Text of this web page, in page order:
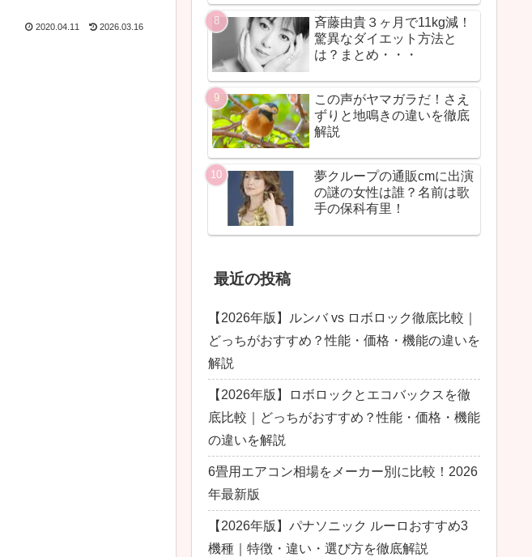
2020.04.11 2026.03.16
斉藤由貴３ヶ月で11kg減！
驚異なダイエット方法と
は？まとめ・・・
この声がヤマガラだ！さえ
ずりと地鳴きの違いを徹底
解説
夢クループの通販cmに出演
の謎の女性は誰？名前は歌
手の保科有里！
最近の投稿
【2026年版】ルンバ vs ロボロック徹底比較｜
どっちがおすすめ？性能・価格・機能の違いを
解説
【2026年版】ロボロックとエコバックスを徹
底比較｜どっちがおすすめ？性能・価格・機能
の違いを解説
6畳用エアコン相場をメーカー別に比較！2026
年最新版
【2026年版】パナソニック ルーロおすすめ3
機種｜特徴・違い・選び方を徹底解説